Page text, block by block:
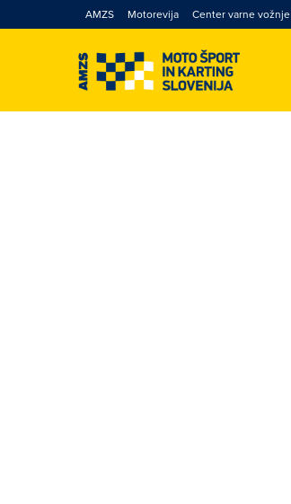
AMZS Motorevija Center varne vožnje